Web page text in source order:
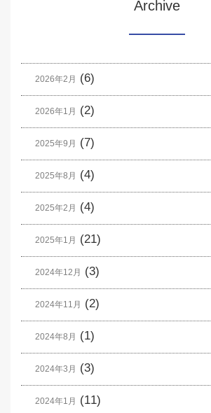
Archive
2026年2月 (6)
2026年1月 (2)
2025年9月 (7)
2025年8月 (4)
2025年2月 (4)
2025年1月 (21)
2024年12月 (3)
2024年11月 (2)
2024年8月 (1)
2024年3月 (3)
2024年1月 (11)